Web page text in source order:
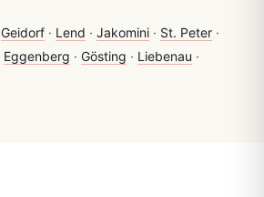
Geidorf · Lend · Jakomini · St. Peter ·
Eggenberg · Gösting · Liebenau ·